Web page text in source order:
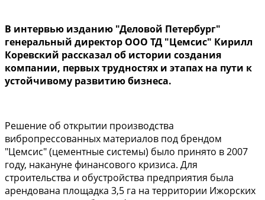
В интервью изданию "Деловой Петербург"
генеральный директор ООО ТД "Цемсис" Кирилл
Коревский рассказал об истории создания
компании, первых трудностях и этапах на пути к
устойчивому развитию бизнеса.
Решение об открытии производства
вибропрессованных материалов под брендом
"Цемсис" (цементные системы) было принято в 2007
году, накануне финансового кризиса. Для
строительства и обустройства предприятия была
арендована площадка 3,5 га на территории Ижорских